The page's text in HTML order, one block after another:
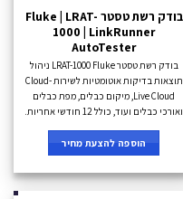
בודק רשת טסטר Fluke | LRAT-
1000 | LinkRunner
AutoTester
בודק רשת טסטר LRAT-1000 Fluke ניהול
תוצאות בדיקות אוטומטיות לשירות Cloud-
Live Cloud, מיקום כבלים, מפת כבלים
ואורכי כבלים ועוד, כולל 12 חודשי אחריות.
הוספה להצעת מחיר